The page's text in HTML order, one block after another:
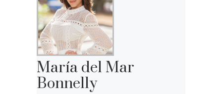
María del Mar
Bonnelly